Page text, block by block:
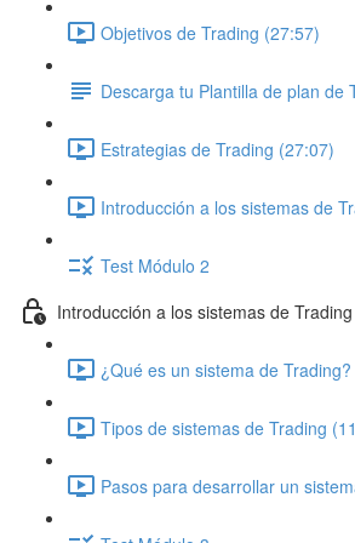
Objetivos de Trading (27:57)
Descarga tu Plantilla de plan de
Estrategias de Trading (27:07)
Introducción a los sistemas de
Test Módulo 2
Introducción a los sistemas de Trading
¿Qué es un sistema de
Tipos de sistemas de Trading
Pasos para desarrollar un